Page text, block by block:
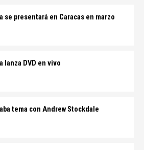
se presentará en Caracas en marzo
lanza DVD en vivo
tema con Andrew Stockdale